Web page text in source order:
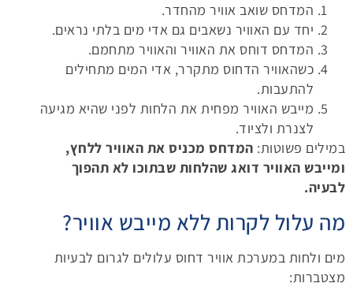
המדחס שואב אוויר מהחדר.
יחד עם האוויר נשאבים גם אדי מים בלתי נראים.
המדחס דוחס את האוויר והאוויר מתחמם.
כשהאוויר הדחוס מתקרר, אדי המים מתחילים
להתעבות.
מייבש האוויר מפחית את הלחות לפני שהיא מגיעה
לצנרת ולציוד.
במילים פשוטות: המדחס מכניס את האוויר ללחץ,
ומייבש האוויר דואג שהלחות שבתוכו לא תהפוך
לבעיה.
מה עלול לקרות ללא מייבש אוויר?
מים ולחות במערכת אוויר דחוס עלולים לגרום לבעיות
מצטברות: